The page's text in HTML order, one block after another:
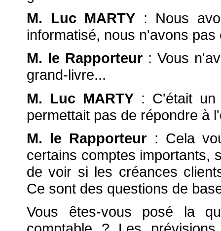
M. Luc MARTY : Nous
informatisé, nous n'avons
M. le Rapporteur : Vous
grand-livre...
M. Luc MARTY: C'était un
permettait pas de répondre à
M. le Rapporteur : Cela
certains comptes importants,
de voir si les créances
Ce sont des questions de
Vous êtes-vous posé la